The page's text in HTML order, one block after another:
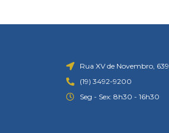
Rua XV de Novembro, 639
(19) 3492-9200
Seg - Sex: 8h30 - 16h30